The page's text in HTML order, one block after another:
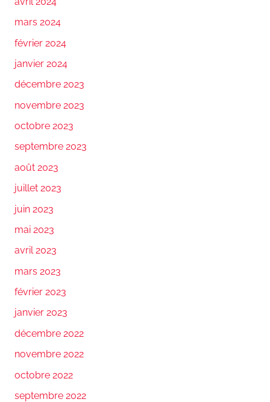
mars 2024
février 2024
janvier 2024
décembre 2023
novembre 2023
octobre 2023
septembre 2023
août 2023
juillet 2023
juin 2023
mai 2023
avril 2023
mars 2023
février 2023
janvier 2023
décembre 2022
novembre 2022
octobre 2022
septembre 2022